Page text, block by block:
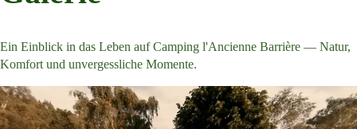
Ein Einblick in das Leben auf Camping l'Ancienne Barrière — Natur,
Komfort und unvergessliche Momente.